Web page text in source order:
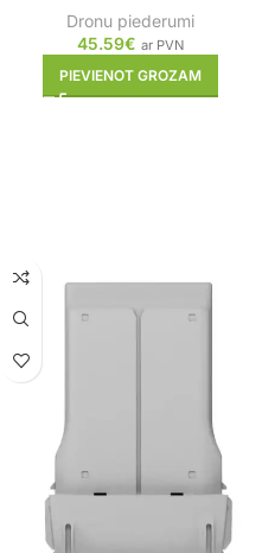
Dronu piederumi
45.59€ ar PVN
PIEVIENOT GROZAM